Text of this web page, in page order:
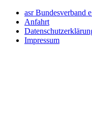
asr Bundesverband
Anfahrt
Impressum